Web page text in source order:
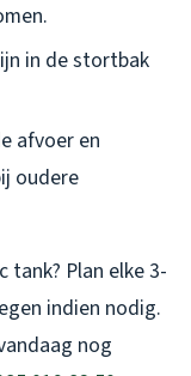
in de stortbak
afvoer en
oudere
tank? Plan elke 3-
indien nodig.
nog